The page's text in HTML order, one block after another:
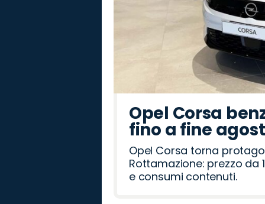
Opel Corsa
fino a fine
Opel Corsa torna
Rottamazione: prezzo da
e consumi contenuti.